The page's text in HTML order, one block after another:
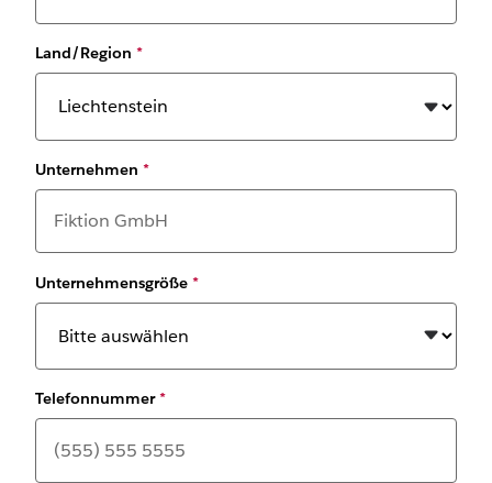
Land/Region *
Unternehmen *
Unternehmensgröße *
Telefonnummer*